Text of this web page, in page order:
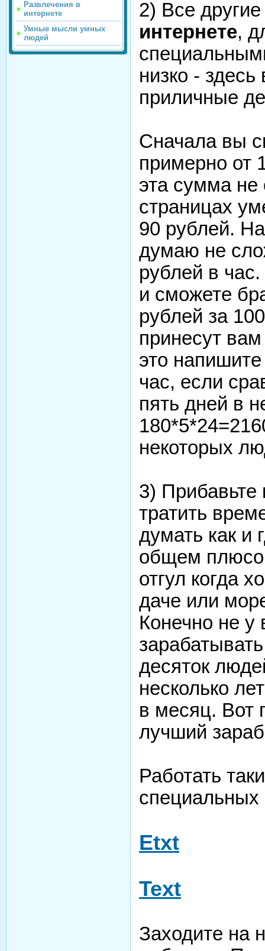
Развлечения в
интернете
Умные мысли умных
людей
2) Все
интернете,
низко -
приличные
Сначала вы
примерно от
эта сумма не
страницах
90 рублей.
думаю не
рублей в
и сможете
рублей за
принесут
это
час, если
пять дней в
некоторых
3)
тратить
думать как и
общем
отгул когда
даче или
Конечно не у
десяток
несколько
в месяц. Вот
лучший
Работать
специальных
Etxt
Text
Заходите на